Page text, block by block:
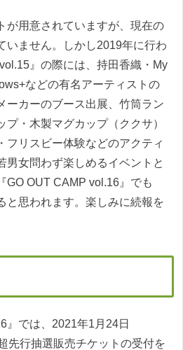
が用意されていますが、現在の
いません。しかし2019年に行わ
』の際には、持田香織・My
などの有名アーティストの
ーカーのブース出展、竹筒ラン
プ・木製マグカップ（ククサ）
フリスビー体験などのアクティ
男女問わず楽しめるイベントと
GO OUT CAMP vol.16』でも
と思われます。楽しみに続報を
』では、2021年1月24日
先行抽選販売チケットの受付を